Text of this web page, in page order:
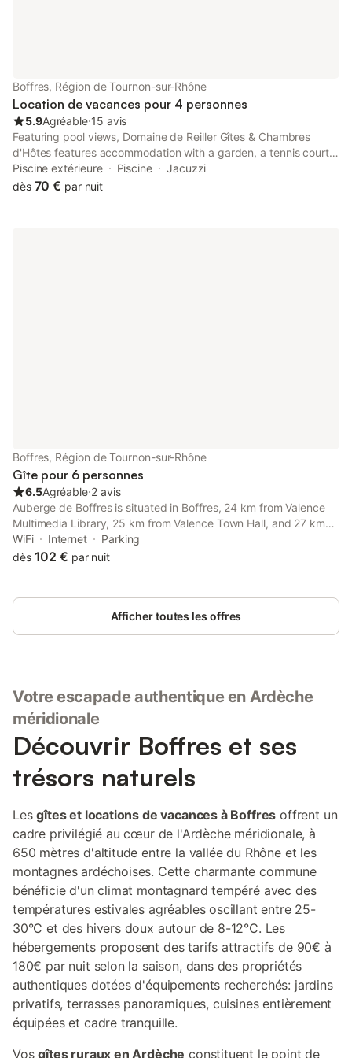
Boffres, Région de Tournon-sur-Rhône
Location de vacances pour 4 personnes
5.9Agréable⋅15 avis
Featuring pool views, Domaine de Reiller Gîtes & Chambres
d'Hôtes features accommodation with a garden, a tennis court
and a bar, around 24 km from Valence Parc Expo.
Piscine extérieure Piscine
Jacuzzi
dès 70 € par nuit
Boffres, Région de Tournon-sur-Rhône
Gîte pour 6 personnes
6.5Agréable⋅2 avis
Auberge de Boffres is situated in Boffres, 24 km from Valence
Multimedia Library, 25 km from Valence Town Hall, and 27 km
from Valence IUT. It is set 25 km from Valence Parc Expo and
features a minimarket. The apartment features family rooms.
WiFi Internet
Parking
dès 102 € par nuit
Afficher toutes les offres
Votre escapade authentique en Ardèche
méridionale
Découvrir Boffres et ses
trésors naturels
Lesgîtes et locations de vacances à Boffres offrent un
cadre privilégié au cœur de l'Ardèche méridionale, à
650 mètres d'altitude entre la vallée du Rhône et les
montagnes ardéchoises. Cette charmante commune
bénéficie d'un climat montagnard tempéré avec des
températures estivales agréables oscillant entre 25-
30°C et des hivers doux autour de 8-12°C. Les
hébergements proposent des tarifs attractifs de 90€ à
180€ par nuit selon la saison, dans des propriétés
authentiques dotées d'équipements recherchés: jardins
privatifs, terrasses panoramiques, cuisines entièrement
équipées et cadre tranquille.
Vosgîtes ruraux en Ardèche constituent le point de